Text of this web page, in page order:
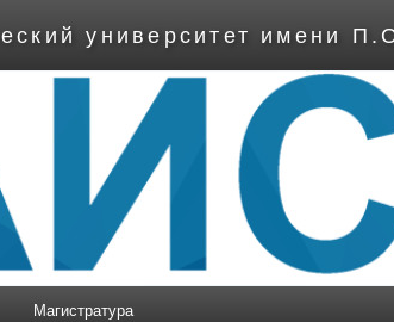
университет имени
Магистратура